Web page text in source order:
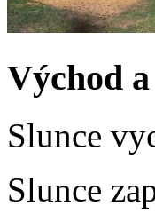
Východ
Slunce
Slunce